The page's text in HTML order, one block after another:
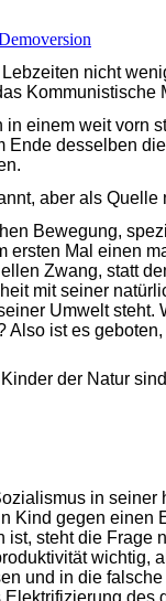
nicht
Kommunistische
einem weit vorn
desselben
aber als Quelle
Bewegung,
ersten Mal einen
Zwang, statt
mit seiner
Umwelt steht.
ist es
der Natur
in seiner
Kind gegen einen
steht die Frage
wichtig,
und in die
des